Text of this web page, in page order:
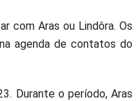
com Aras ou Lindôra. Os
agenda de contatos do
Durante o período, Aras